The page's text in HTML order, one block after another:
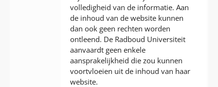
volledigheid van de informatie. Aan
de inhoud van de website kunnen
dan ook geen rechten worden
ontleend. De Radboud Universiteit
aanvaardt geen enkele
aansprakelijkheid die zou kunnen
voortvloeien uit de inhoud van haar
website.